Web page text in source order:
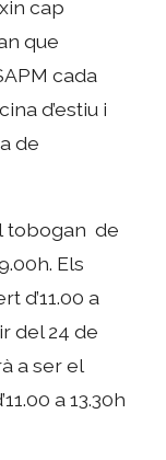
cap
que
cada
d’estiu i
de
tobogan de
Els
d’11.00 a
del 24 de
a ser el
a 13.30h